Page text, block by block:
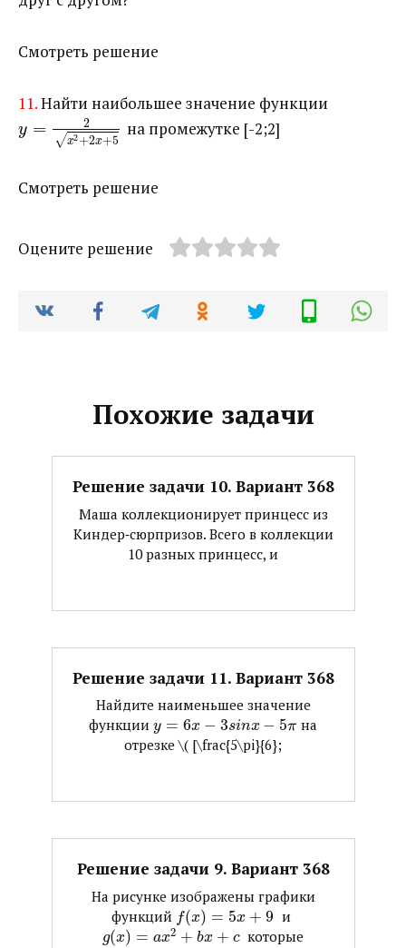
Смотреть решение
11.Найти наибольшее значение функции ​
y = 2
x2+2x+5
√
​ на промежутке [-2;2]
Смотреть решение
Оцените решение
Похожие задачи
Решение задачи 10. Вариант 368
Маша коллекционирует принцесс из
Киндер‐сюрпризов. Всего в коллекции
10 разных принцесс, и
Решение задачи 11. Вариант 368
Найдите наименьшее значение
функции ​ y = 6x − 3sinx − 5π ​ на
отрезке ​\( [\frac{5\pi}{6};
Решение задачи 9. Вариант 368
На рисунке изображены графики
функций ​ f(x) = 5x + 9 ​ и ​
g(x) = ax2 + bx + c ​ которые